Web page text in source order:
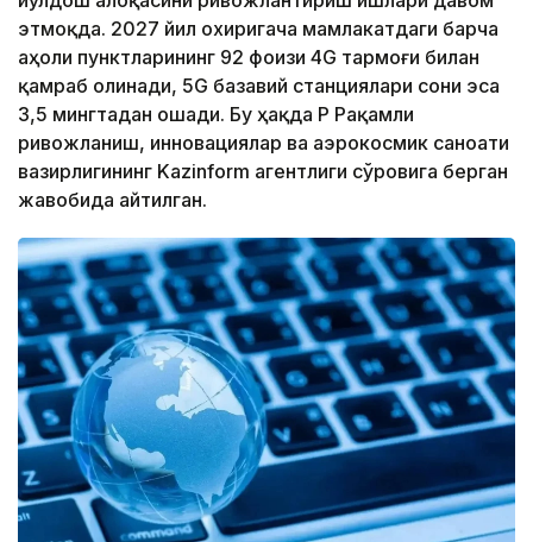
этмоқда. 2027 йил охиригача мамлакатдаги барча
аҳоли пунктларининг 92 фоизи 4G тармоғи билан
қамраб олинади, 5G базавий станциялари сони эса
3,5 мингтадан ошади. Бу ҳақда ҚР Рақамли
ривожланиш, инновациялар ва аэрокосмик саноати
вазирлигининг Kazinform агентлиги сўровига берган
жавобида айтилган.